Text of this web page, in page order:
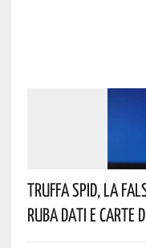
Truffa Spid, La
Ruba Dati E Carte